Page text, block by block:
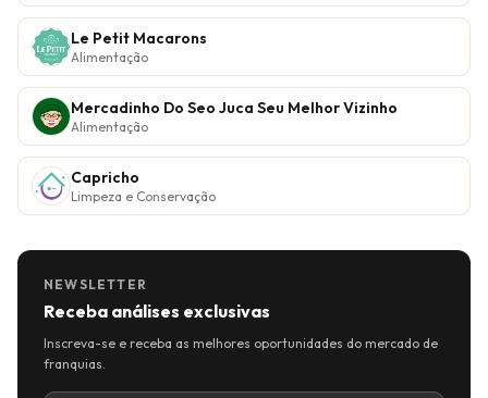
Le Petit Macarons
Alimentação
Mercadinho Do Seo Juca Seu Melhor Vizinho
Alimentação
Capricho
Limpeza e Conservação
NEWSLETTER
Receba análises exclusivas
Inscreva-se e receba as melhores oportunidades do mercado de
franquias.